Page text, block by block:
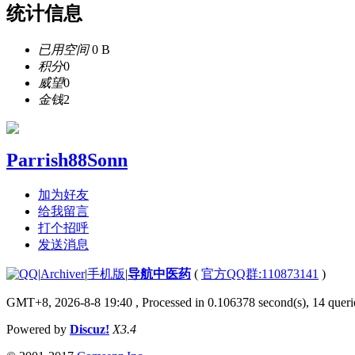
统计信息
已用空间0 B
积分0
威望0
金钱2
Parrish88Sonn
加为好友
给我留言
打个招呼
发送消息
|Archiver|手机版|导航中医药 ( 官方QQ群:110873141 )
GMT+8, 2026-8-8 19:40 , Processed in 0.106378 second(s), 14
Powered by Discuz! X3.4